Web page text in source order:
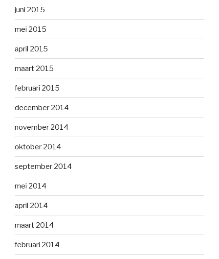
juni 2015
mei 2015
april 2015
maart 2015
februari 2015
december 2014
november 2014
oktober 2014
september 2014
mei 2014
april 2014
maart 2014
februari 2014